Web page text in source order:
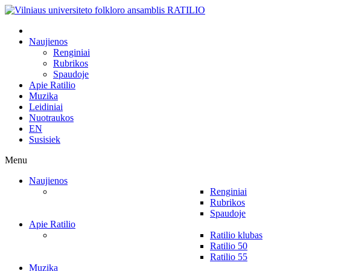
Naujienos
Renginiai
Rubrikos
Spaudoje
Apie Ratilio
Muzika
Leidiniai
Nuotraukos
EN
Susisiek
Menu
Naujienos
Renginiai
Rubrikos
Spaudoje
Apie Ratilio
Ratilio klubas
Ratilio 50
Ratilio 55
Muzika